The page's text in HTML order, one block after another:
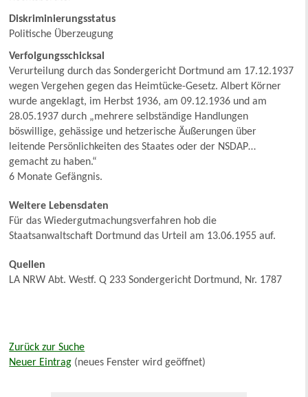
Diskriminierungsstatus
Politische Überzeugung
Verfolgungsschicksal
Verurteilung durch das Sondergericht Dortmund am 17.12.1937
wegen Vergehen gegen das Heimtücke-Gesetz. Albert Körner
wurde angeklagt, im Herbst 1936, am 09.12.1936 und am
28.05.1937 durch „mehrere selbständige Handlungen
böswillige, gehässige und hetzerische Äußerungen über
leitende Persönlichkeiten des Staates oder der NSDAP…
gemacht zu haben.“
6 Monate Gefängnis.
Weitere Lebensdaten
Für das Wiedergutmachungsverfahren hob die
Staatsanwaltschaft Dortmund das Urteil am 13.06.1955 auf.
Quellen
LA NRW Abt. Westf. Q 233 Sondergericht Dortmund, Nr. 1787
Zurück zur Suche
Neuer Eintrag (neues Fenster wird geöffnet)